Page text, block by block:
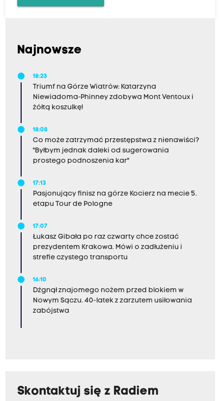
Najnowsze
18:23
Triumf na Górze Wiatrów: Katarzyna
Niewiadoma-Phinney zdobywa Mont Ventoux i
żółtą koszulkę!
18:08
Co może zatrzymać przestępstwa z nienawiści?
"Byłbym jednak daleki od sugerowania
prostego podnoszenia kar"
17:13
Pasjonujący finisz na górze Kocierz na mecie 5.
etapu Tour de Pologne
17:07
Łukasz Gibała po raz czwarty chce zostać
prezydentem Krakowa. Mówi o zadłużeniu i
strefie czystego transportu
16:10
Dźgnął znajomego nożem przed blokiem w
Nowym Sączu. 40-latek z zarzutem usiłowania
zabójstwa
Skontaktuj się z Radiem